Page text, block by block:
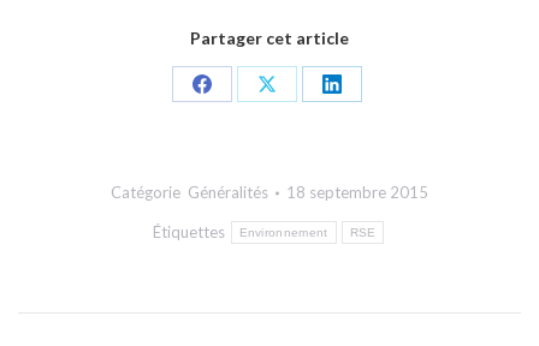
Partager cet article
Share
Share
Share
Catégorie Généralités 18 septembre 2015
Étiquettes Environnement RSE